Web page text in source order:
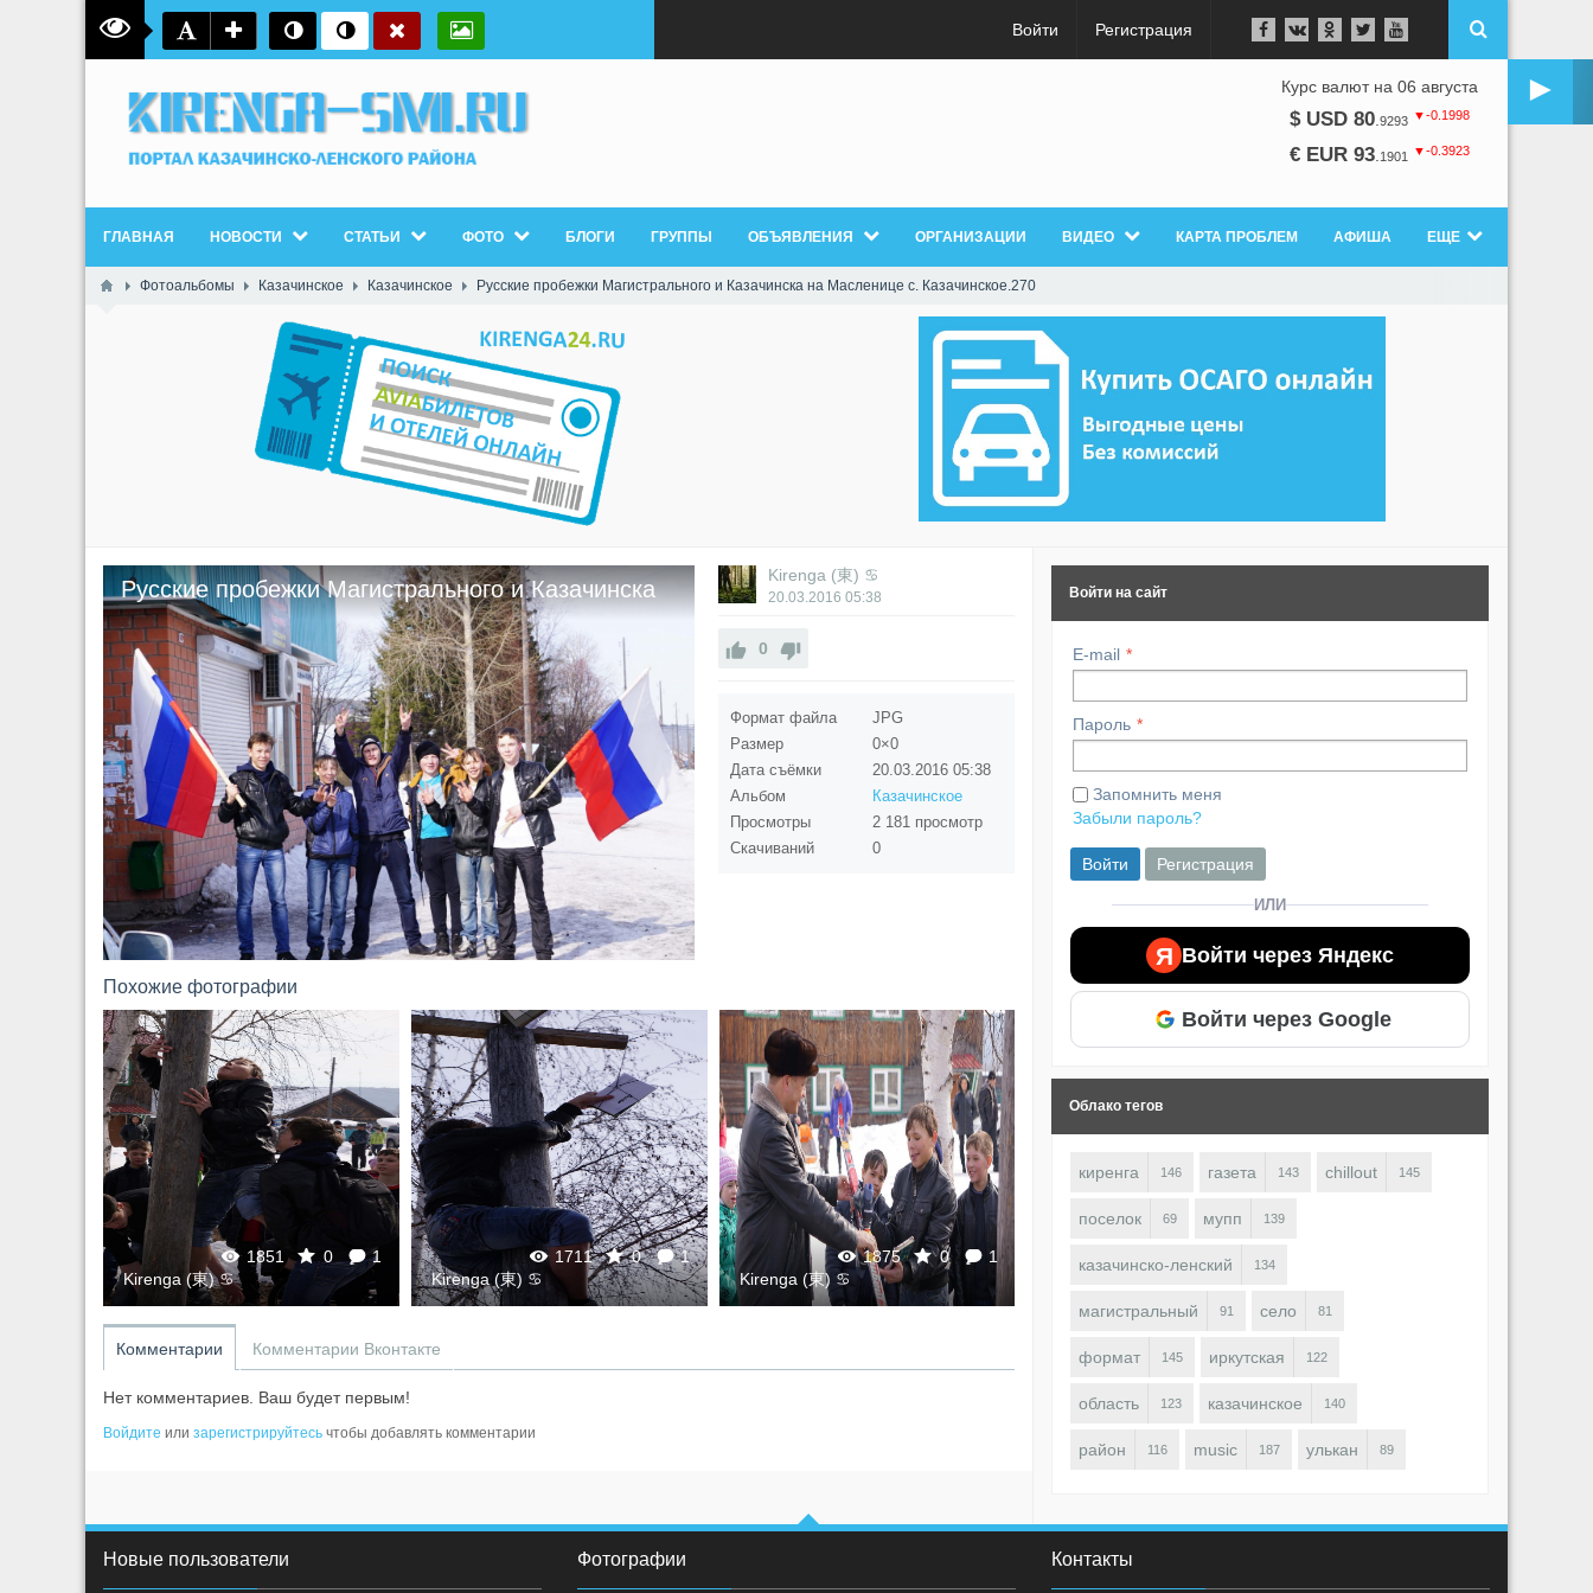
Войти Регистрация
►
Курс валют на 06 августа
$ USD 80 9293 ▼-0.1998
€ EUR 93 1901 ▼-0.3923
ГЛАВНАЯ НОВОСТИ СТАТЬИ ФОТО БЛОГИ ГРУППЫ ОБЪЯВЛЕНИЯ ОРГАНИЗАЦИИ ВИДЕО КАРТА ПРОБЛЕМ АФИША ЕЩЕ
Фотоальбомы Казачинское Казачинское Русские пробежки Магистрального и Казачинска на Масленице с. Казачинское.270
Русские пробежки Магистрального и Казачинска
на Масленице с. Казачинское.270
Kirenga (東) ♋
20.03.2016 05:38
0
Формат файла
JPG
Размер
0×0
Дата съёмки
20.03.2016 05:38
Альбом
Казачинское
Просмотры
2 181 просмотр
Скачиваний
0
Похожие фотографии
1851 0
1
Kirenga (東) ♋
1711 0
1
Kirenga (東) ♋
1875 0
1
Kirenga (東) ♋
0
Комментарии Комментарии Вконтакте
Нет комментариев. Ваш будет первым!
Войдите или зарегистрируйтесь чтобы добавлять комментарии
Войти на сайт
E-mail
Пароль
Запомнить меня
Забыли пароль?
Войти Регистрация
ИЛИ
Я Войти через Яндекс
Войти через Google
Облако тегов
киренга 146 газета 143 chillout 145
поселок 69 мупп 139
казачинско-ленский 134
магистральный 91 село 81
формат 145 иркутская 122
область 123 казачинское 140
район 116 music 187 улькан 89
Новые пользователи Фотографии Контакты